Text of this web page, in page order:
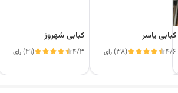
کبابی یاسر
4/6 (38) رای
کبابی شهروز
4/3 (31) رای